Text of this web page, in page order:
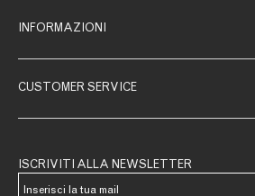
INFORMAZIONI
CUSTOMER SERVICE
ISCRIVITI ALLA NEWSLETTER